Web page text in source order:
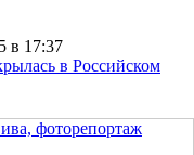
в 17:37
в Российском